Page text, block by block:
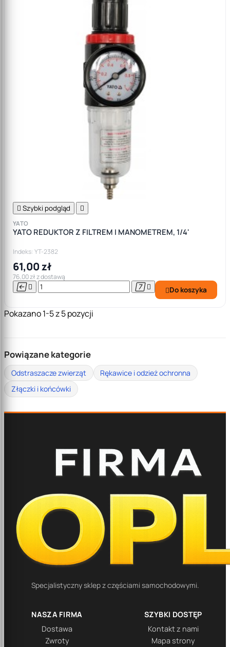
 Szybki podgląd 
YATO
YATO REDUKTOR Z FILTREM I MANOMETREM, 1/4'
Indeks: YT-2382
61,00 zł
76,00 zł z dostawą
    Do koszyka
Pokazano 1-5 z 5 pozycji
Powiązane kategorie
Odstraszacze zwierząt
Rękawice i odzież ochronna
Złączki i końcówki
Specjalistyczny sklep z częściami samochodowymi.
NASZA FIRMA
Dostawa
Zwroty
SZYBKI DOSTĘP
Kontakt z nami
Mapa strony